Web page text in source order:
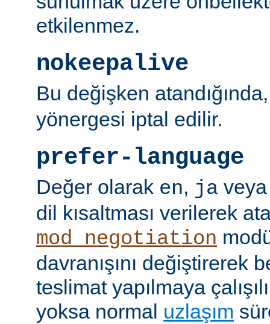
etkilenmez.
nokeepalive
Bu değişken
yönergesi iptal edilir.
prefer-language
Değer olarak en, ja
dil kısaltması verilerek
mod_negotiation
davranışını değiştirerek
teslimat yapılmaya
yoksa normal uzlaşım